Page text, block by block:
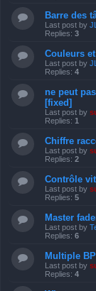
Barre des
Last post by
Replies: 3
Couleurs
Last post by
Replies: 4
ne peut
[fixed]
Last post by
Replies: 1
Chiffre
Last post by
Replies: 2
Contrôle
Last post by
Replies: 5
Master
Last post by
Replies: 6
Multiple
Last post by
Replies: 4